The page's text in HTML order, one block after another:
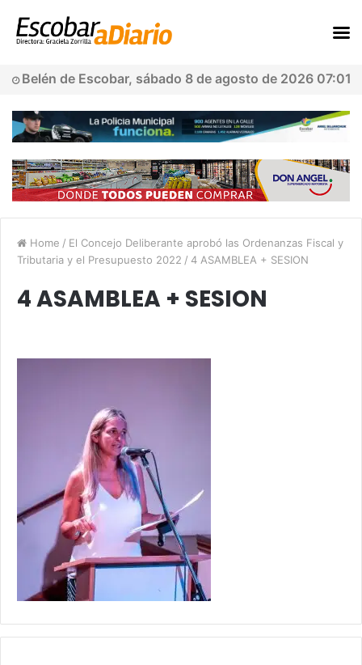
Belén de Escobar, sábado 8 de agosto de 2026 07:01
Home / El Concejo Deliberante aprobó las Ordenanzas Fiscal y
Tributaria y el Presupuesto 2022 / 4 ASAMBLEA + SESION
4 ASAMBLEA + SESION